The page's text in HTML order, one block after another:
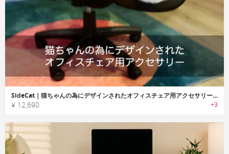
SideCat｜猫ちゃんの為にデザインされたオフィスチェア用アクセサリー「サイドキャット」
¥ 12,690 +3